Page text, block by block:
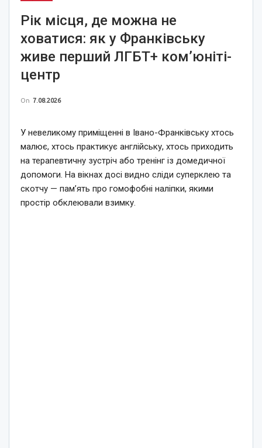
Рік місця, де можна не
ховатися: як у Франківську
живе перший ЛГБТ+ ком’юніті-
центр
On 7.08.2026
У невеликому приміщенні в Івано-Франківську хтось
малює, хтось практикує англійську, хтось приходить
на терапевтичну зустріч або тренінг із домедичної
допомоги. На вікнах досі видно сліди суперклею та
скотчу — пам’ять про гомофобні наліпки, якими
простір обклеювали взимку.